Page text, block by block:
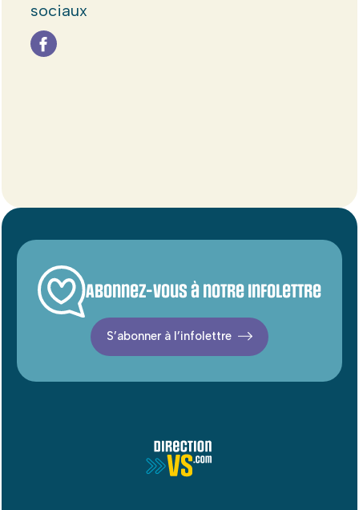
sociaux
Abonnez-vous à notre infolettre
S’abonner à l’infolettre